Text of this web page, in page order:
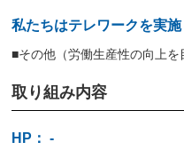
私たちはテレワークを実
■その他（労働生産性の向上を
取り組み内容
HP： -